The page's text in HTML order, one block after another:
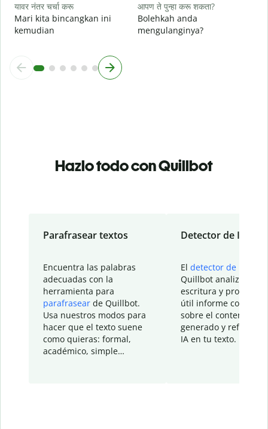
यावर नंतर चर्चा करू
Mari kita bincangkan ini
kemudian
आपण ते पुन्हा करू शकता?
Bolehkah anda
mengulanginya?
Hazlo todo con Quillbot
Parafrasear textos
Encuentra las palabras
adecuadas con la
herramienta para
parafrasear de Quillbot.
Usa nuestros modos para
hacer que el texto suene
como quieras: formal,
académico, simple…
Detector de IA
El detector de IA
Quillbot analiza tu
escritura y
útil informe con
sobre el contenido
generado y refinado
IA en tu texto.